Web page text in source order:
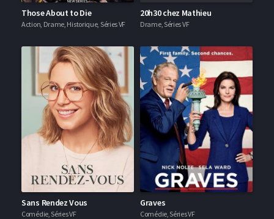
Those About to Die
Action, Drame, Historique, Séries VF
20h30 chez Mathieu
Drame, Séries VF
Sans Rendez Vous
Comédie, Séries VF
Graves
Comédie, Séries VF